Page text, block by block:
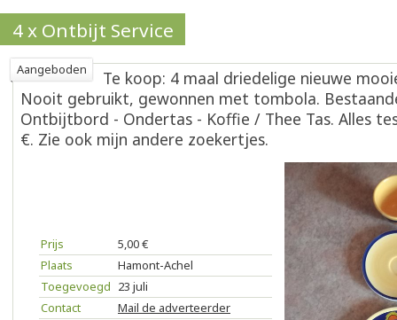
4 x Ontbijt Service
Aangeboden
Te koop: 4 maal driedelige nieuwe
Nooit gebruikt, gewonnen met tombola.
Ontbijtbord - Ondertas - Koffie / Thee Tas. Alles
€. Zie ook mijn andere zoekertjes.
Prijs
5,00 €
Plaats
Hamont-Achel
Toegevoegd 23 juli
Contact
Mail de adverteerder